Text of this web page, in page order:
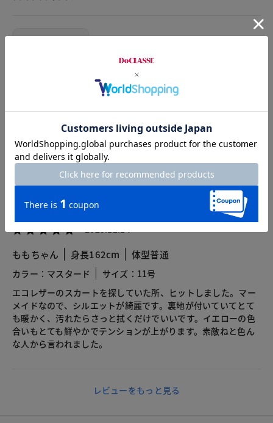
2026.01.15
カラー：マスタード
サイズ：9号
１５９センチ５０キロ
Ｍサイズで良い感じです。イエローを購入しましたが綺麗な色
でどんなトップスにも合わせられそうです。先日歌舞伎観劇に
着て行きましたが 色んなシーンで活躍してくれそうです。
2025.12.14
ももちゃん 身長162cm 体型普通
カラー：マスタード
サイズ：11号
エコレザーのスカートを探していた所、ヒットしました。マー
メイドなので、シルエットが綺麗です。裏地が付いていてとて
も暖かく、汚れたらさっと拭くだけでいいです。イエローの色
合いもとても鮮やかでテンションが上がります。素敵ねと色ん
な人から言われました。
レビューをもっと見る